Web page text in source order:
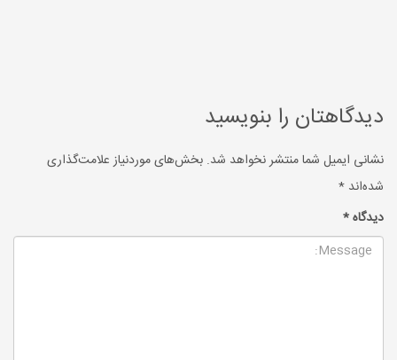
دیدگاهتان را بنویسید
نشانی ایمیل شما منتشر نخواهد شد. بخش‌های موردنیاز علامت‌گذاری
شده‌اند *
دیدگاه*